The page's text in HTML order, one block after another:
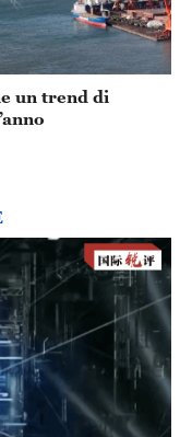
un trend di